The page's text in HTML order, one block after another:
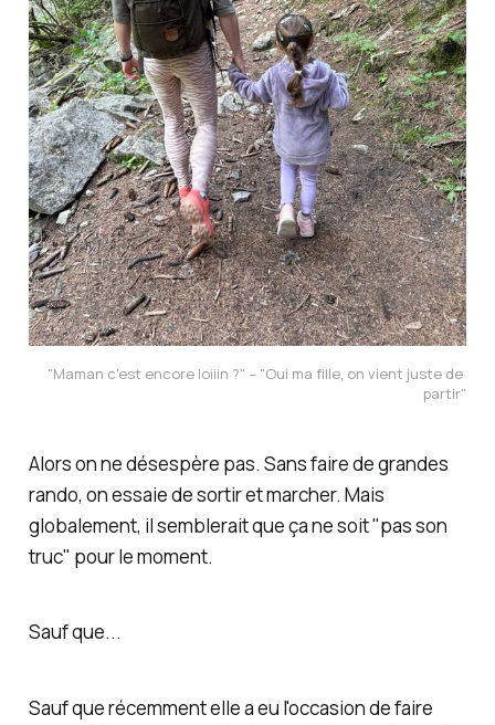
"Maman c'est encore loiiin ?" – "Oui ma fille, on vient juste de
partir"
Alors on ne désespère pas. Sans faire de grandes
rando, on essaie de sortir et marcher. Mais
globalement, il semblerait que ça ne soit "pas son
truc" pour le moment.
Sauf que...
Sauf que récemment elle a eu l'occasion de faire